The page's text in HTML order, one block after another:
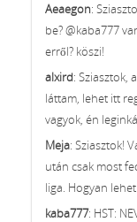
Aeaegon:
be? @kaba777
erről? köszi!
alxird: Sziasztok,
láttam, lehet itt
vagyok, én
Meja: Sziasztok!
után csak most
liga. Hogyan
kaba777: HST: